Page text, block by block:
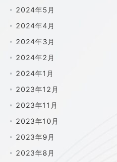
2024年5月
2024年4月
2024年3月
2024年2月
2024年1月
2023年12月
2023年11月
2023年10月
2023年9月
2023年8月